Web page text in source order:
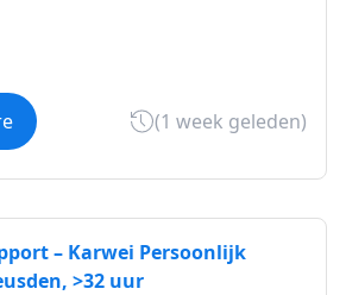
(1 week geleden)
– Karwei Persoonlijk
>32 uur